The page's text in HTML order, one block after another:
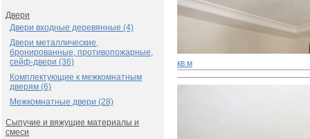
Двери
Двери входные деревянные (4)
Двери металлические,
бронированные, противопожарные,
сейф-двери (36)
Комплектующие к межкомнатным
дверям (6)
Межкомнатные двери (28)
Сыпучие и вяжущие материалы и
смеси
кв.м